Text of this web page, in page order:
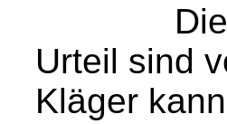
Dieses
Urteil sind
Kläger